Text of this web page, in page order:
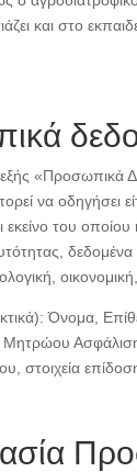
και στο
«Προσωπικά
να
του
στοιχεία